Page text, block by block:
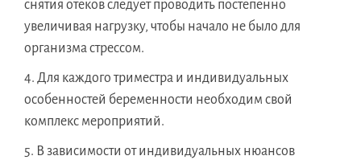
снятия отеков следует проводить постепенно
увеличивая нагрузку, чтобы начало не было для
организма стрессом.
Для каждого триместра и индивидуальных
особенностей беременности необходим свой
комплекс мероприятий.
В зависимости от индивидуальных нюансов